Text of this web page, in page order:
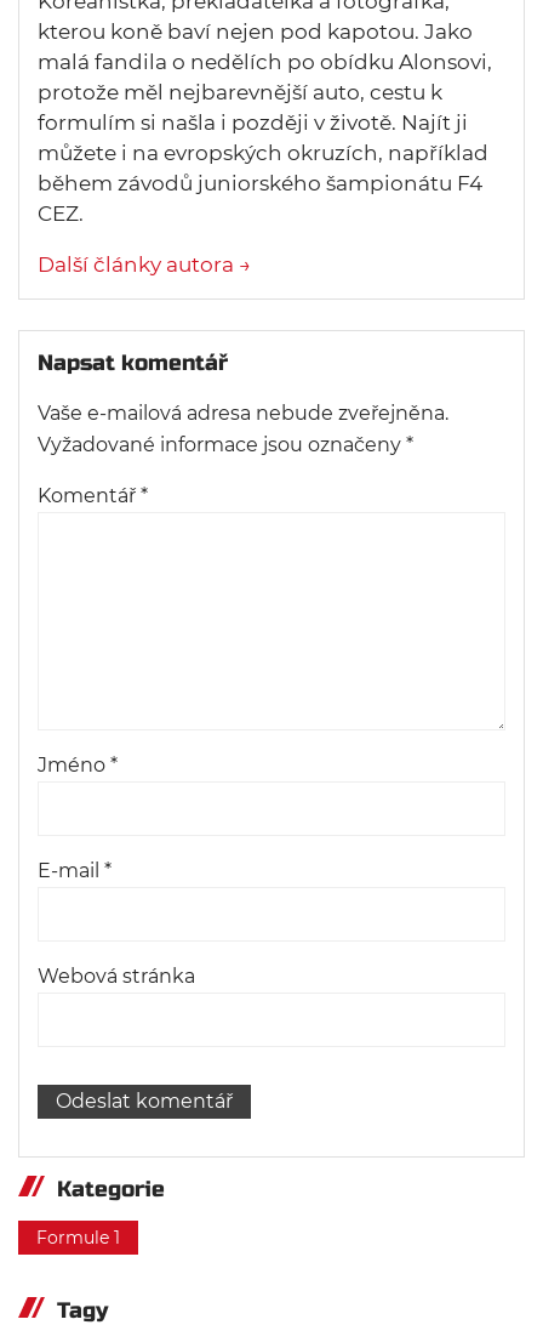
kterou koně baví nejen pod kapotou. Jako
malá fandila o nedělích po obídku Alonsovi,
protože měl nejbarevnější auto, cestu k
formulím si našla i později v životě. Najít ji
můžete i na evropských okruzích, například
během závodů juniorského šampionátu F4
CEZ.
Další články autora →
Napsat komentář
Vaše e-mailová adresa nebude zveřejněna.
Vyžadované informace jsou označeny *
Komentář *
Jméno *
E-mail *
Webová stránka
Kategorie
Formule 1
Tagy